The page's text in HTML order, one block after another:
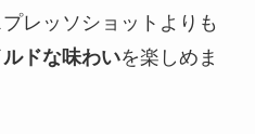
レッソショットよりも
ドな味わいを楽しめま